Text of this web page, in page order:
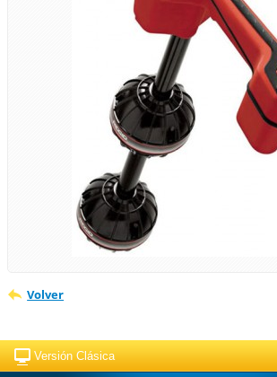
Volver
Versión Clásica